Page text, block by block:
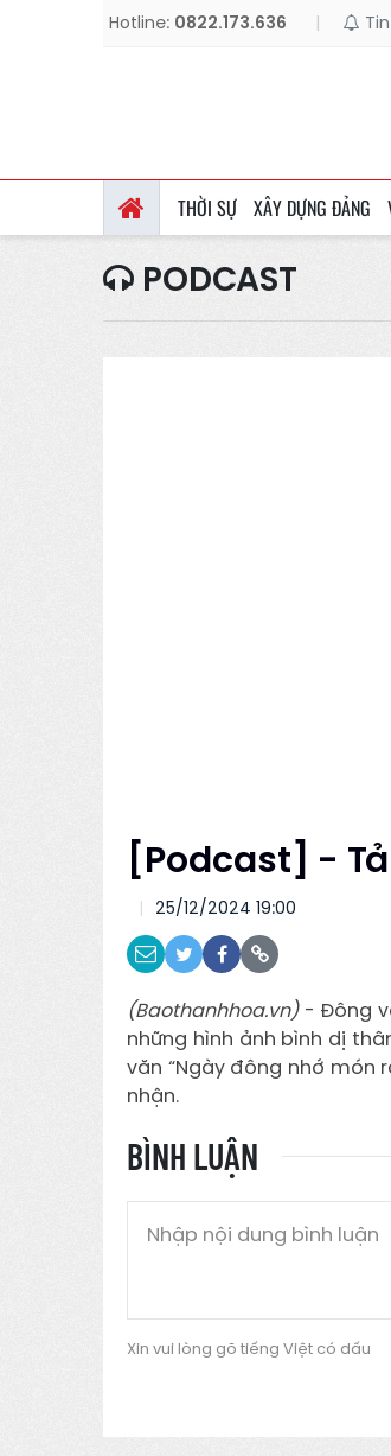
Hotline: 0822.173.636 |
THỜI SỰ XÂY DỰNG ĐẢNG
PODCAST
[Podcast] -
25/12/2024 19:00
(Baothanhhoa.vn)- Đông
những hình ảnh bình dị
văn “Ngày đông nhớ món
nhận.
BÌNH LUẬN
Xin vui lòng gõ tiếng Việt có dấu